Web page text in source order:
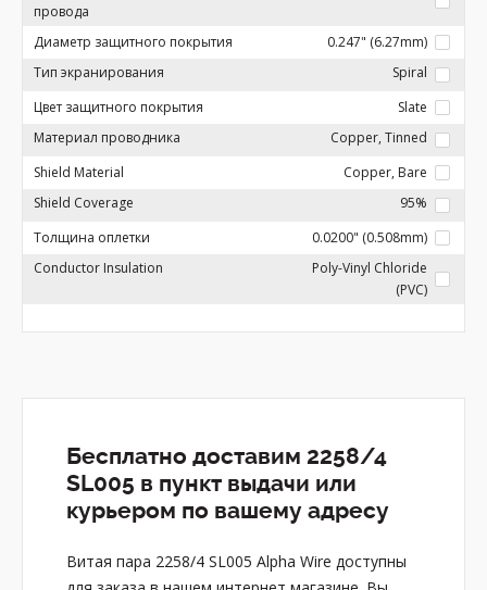
провода
Диаметр защитного покрытия
0.247" (6.27mm)
Тип экранирования
Spiral
Цвет защитного покрытия
Slate
Материал проводника
Copper, Tinned
Shield Material
Copper, Bare
Shield Coverage
95%
Толщина оплетки
0.0200" (0.508mm)
Conductor Insulation
Poly-Vinyl Chloride
(PVC)
Бесплатно доставим 2258/4
SL005 в пункт выдачи или
курьером по вашему адресу
Витая пара 2258/4 SL005 Alpha Wire доступны